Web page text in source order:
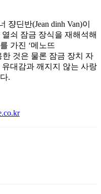
딘반(Jean dinh Van)이
쇠 잠금 장식을 재해석해
가진 ‘메노뜨
한 것은 물론 잠금 장치 자
대감과 깨지지 않는 사랑
.